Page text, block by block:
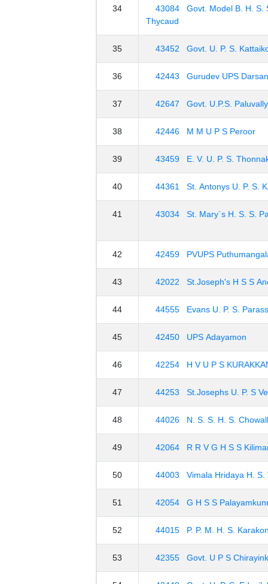
34
43084 Govt. Model B. H. S.
Thycaud
35 43452 Govt. U. P. S.
36 42443 Gurudev UPS
37 42647 Govt. U.P.S. Paluvally
38 42446 M M U P S Peroor
39 43459 E. V. U. P. S.
40 44361 St. Antonys U. P. S.
41 43034 St. Mary`s H. S. S.
42 42459 PVUPS
43 42022
44 44555 Evans U. P. S.
45 42450 UPS Adayamon
46 42254 H V U P S
47 44253 St.Josephs U. P. S
48 44026 N. S. S. H. S.
49 42064 R R V G H S S
50 44003 Vimala Hridaya H. S.
51 42054 G H S S
52 44015 P. P. M. H. S.
53 42355 Govt. U P S